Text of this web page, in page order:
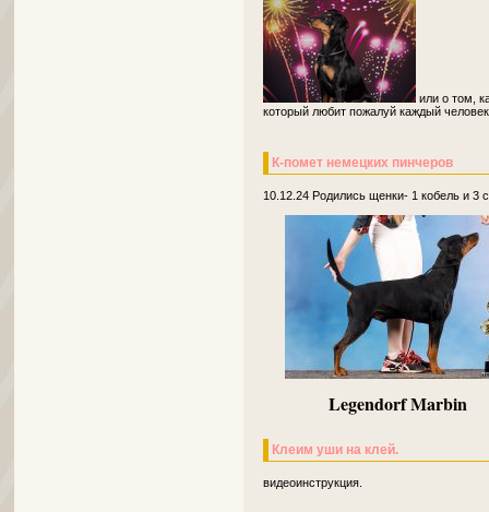
или о том,
который любит пожалуй каждый
К-помет немецких пинчеров
10.12.24 Родились щенки- 1 кобель и 3
Legendorf Marbin
Клеим уши на клей.
видеоинструкция.